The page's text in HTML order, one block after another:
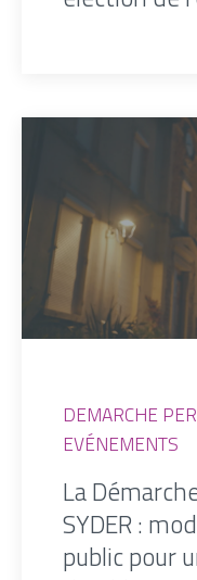
DEMARCHE
EVÉNEMENTS
La
SYDER :
public pour